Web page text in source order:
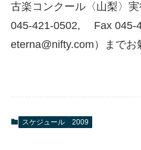
古楽コンクール〈山梨〉
045-421-0502, Fax
eterna@nifty.com）までお
スケジュール 2009